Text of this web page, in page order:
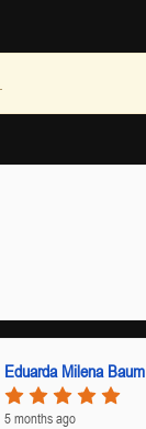
5 months ago